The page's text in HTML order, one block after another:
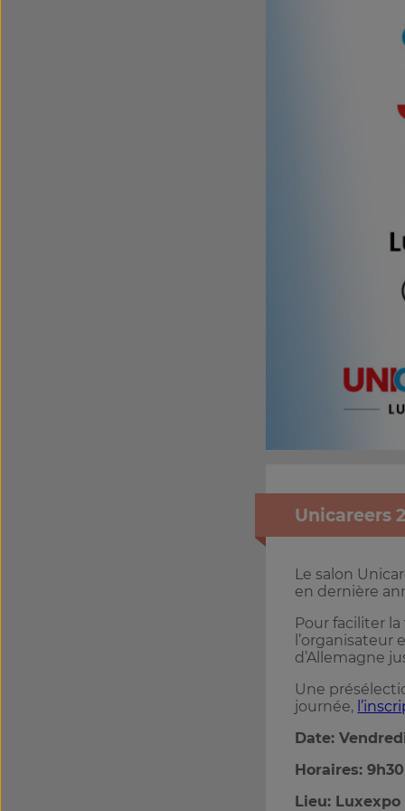
Unicareers
Le salon
en dernière
Pour faciliter
d’Allemagne
Une
journée,
Date:
Horaires:
Lieu: Luxexpo